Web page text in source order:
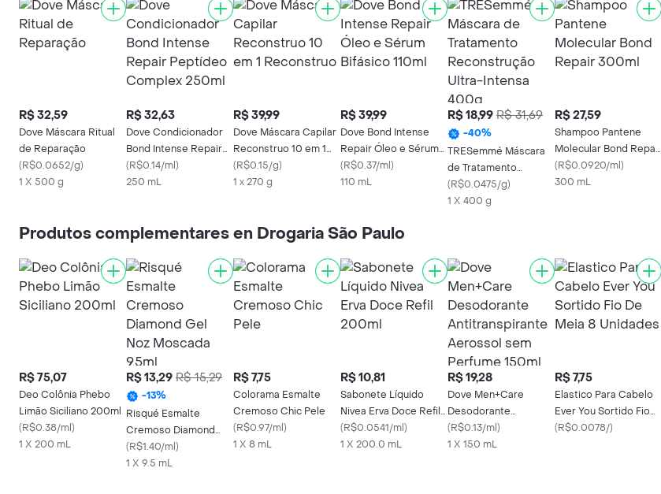
R$ 32,59
Dove Máscara Ritual
de Reparação
(R$0.0652/g)
1 X 500 g
R$ 32,63
Dove Condicionador
Bond Intense Repair
Peptídeo Complex
250ml
(R$0.14/ml)
250 mL
R$ 39,99
Dove Máscara Capilar
Reconstruo 10 em 1
Reconstruo
(R$0.15/g)
1 x 270 g
R$ 39,99
Dove Bond Intense
Repair Óleo e Sérum
Bifásico 110ml
(R$0.37/ml)
110 mL
R$ 18,99 R$ 31,69
-40%
TRESemmé Máscara
de Tratamento
Reconstrução Ultra-
Intensa 400g
(R$0.0475/g)
1 X 400 g
R$ 27,59
Shampoo Pantene
Molecular Bond Repair
300ml
(R$0.0920/ml)
300 mL
Produtos complementares en Drogaria São Paulo
R$ 75,07
Deo Colônia Phebo
Limão Siciliano 200ml
(R$0.38/ml)
1 X 200 mL
R$ 13,29 R$ 15,29
-13%
Risqué Esmalte
Cremoso Diamond
Gel Noz Moscada
9.5ml
(R$1.40/ml)
1 X 9.5 mL
R$ 7,75
Colorama Esmalte
Cremoso Chic Pele
(R$0.97/ml)
1 X 8 mL
R$ 10,81
Sabonete Líquido
Nivea Erva Doce Refil
200ml
(R$0.0541/ml)
1 X 200.0 mL
R$ 19,28
Dove Men+Care
Desodorante
Antitranspirante
Aerossol sem
(R$0.13/ml)
1 X 150 mL
R$ 7,75
Elastico Para Cabelo
Ever You Sortido Fio
De Meia 8 Unidades
(R$0.0078/)